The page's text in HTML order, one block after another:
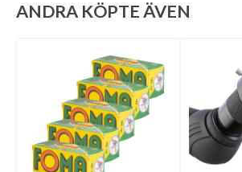
ANDRA KÖPTE ÄVEN